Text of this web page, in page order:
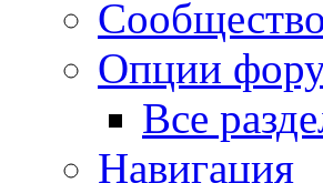
Сообщество
Опции
Все
Навигация